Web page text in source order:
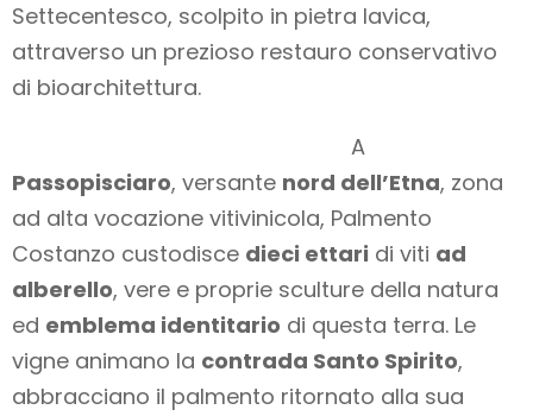
Settecentesco, scolpito in pietra lavica,
attraverso un prezioso restauro conservativo
di bioarchitettura.
A
Passopisciaro, versante nord dell’Etna, zona
ad alta vocazione vitivinicola, Palmento
Costanzo custodisce dieci ettari di viti ad
alberello, vere e proprie sculture della natura
ed emblema identitario di questa terra. Le
vigne animano la contrada Santo Spirito,
abbracciano il palmento ritornato alla sua